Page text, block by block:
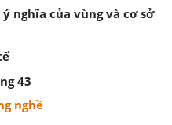
nghĩa của vùng và cơ sở
43
nghề